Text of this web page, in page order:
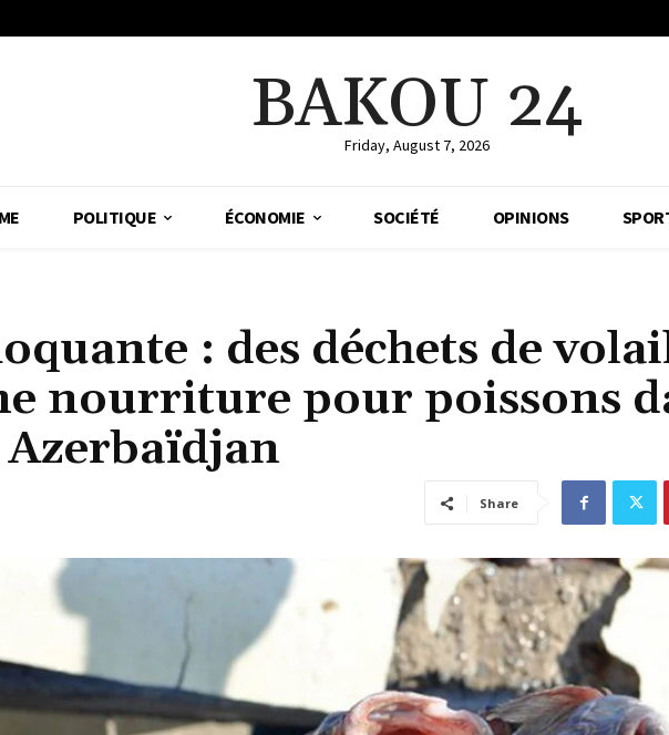
BAKOU 24
Friday, August 7, 2026
POLITIQUE ÉCONOMIE SOCIÉTÉ OPINIONS
: des déchets de
nourriture pour poissons
Azerbaïdjan
Share